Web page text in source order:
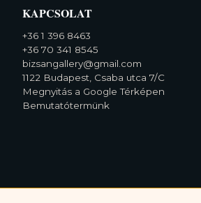
KAPCSOLAT
+36 1 396 8463
+36 70 341 8545
bizsangallery@gmail.com
1122 Budapest, Csaba utca 7/C
Megnyitás a Google Térképen
Bemutatótermünk